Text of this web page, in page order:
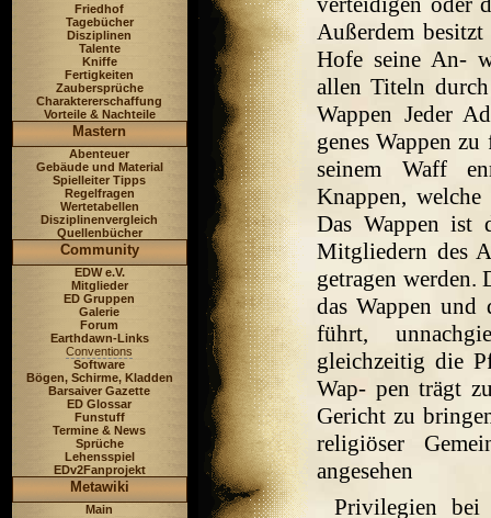
Friedhof
Tagebücher
Disziplinen
Talente
Kniffe
Fertigkeiten
Zaubersprüche
Charaktererschaffung
Vorteile & Nachteile
Mastern
Abenteuer
Gebäude und Material
Spielleiter Tipps
Regelfragen
Wertetabellen
Disziplinenvergleich
Quellenbücher
Community
EDW e.V.
Mitglieder
ED Gruppen
Galerie
Forum
Earthdawn-Links
Conventions
Software
Bögen, Schirme, Kladden
Barsaiver Gazette
ED Glossar
Funstuff
Termine & News
Sprüche
Lehensspiel
EDv2Fanprojekt
Metawiki
Main
Außerdem
Hofe seine An-
allen Titeln
Wappen Jeder
genes Wappen
seinem Waff
Knappen,
Das Wappen ist
Mitgliedern des
getragen werden.
das Wappen und
führt,
gleichzeitig die
Wap- pen trägt
Gericht zu
religiöser
angesehen
Privilegien